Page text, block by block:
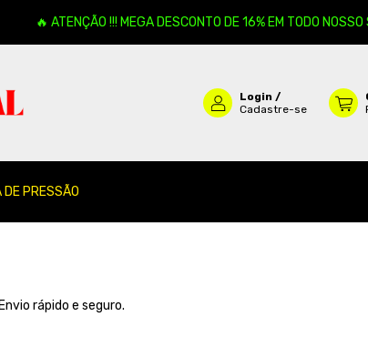
🔥 ATENÇÃO !!! MEGA DESCONTO DE 16% EM TODO
Login /
Cadastre-se
DE PRESSÃO
rápido e seguro.